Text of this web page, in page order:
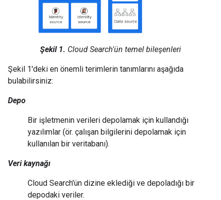
Şekil 1. Cloud Search'ün temel bileşenleri
Şekil 1'deki en önemli terimlerin tanımlarını aşağıda
bulabilirsiniz:
Depo
Bir işletmenin verileri depolamak için kullandığı
yazılımlar (ör. çalışan bilgilerini depolamak için
kullanılan bir veritabanı).
Veri kaynağı
Cloud Search'ün dizine eklediği ve depoladığı bir
depodaki veriler.